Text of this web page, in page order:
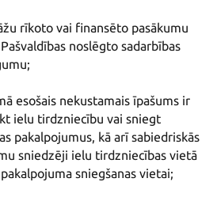
rīkoto vai finansēto pasākumu
noslēgto sadarbības
esošais nekustamais īpašums ir
ielu tirdzniecību vai sniegt
pakalpojumus, kā arī sabiedriskās
sniedzēji ielu tirdzniecības vietā
sniegšanas vietai;